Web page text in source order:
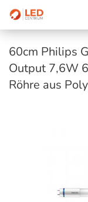
60cm Philips
Output 7,6W
Röhre aus